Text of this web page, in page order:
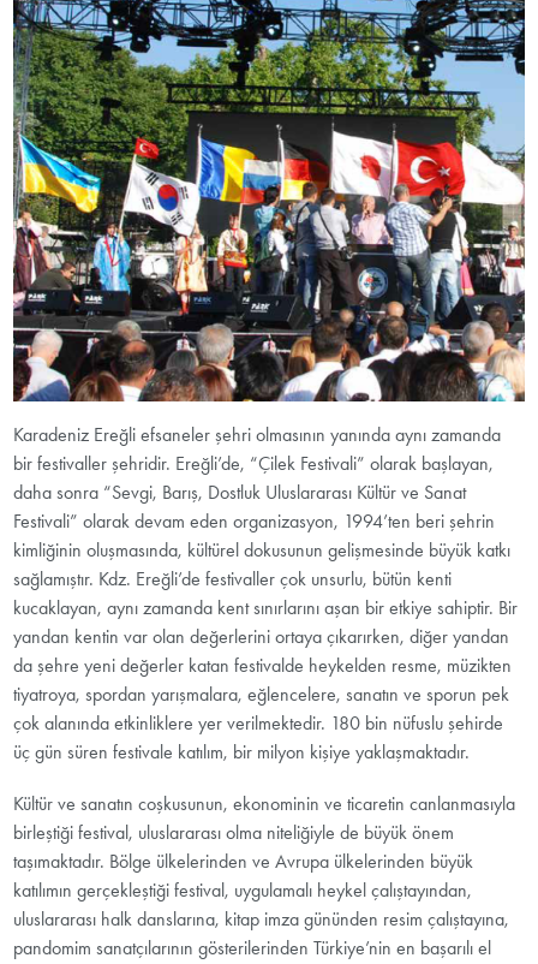
Karadeniz Ereğli efsaneler şehri olmasının yanında aynı zamanda
bir festivaller şehridir. Ereğli’de, “Çilek Festivali” olarak başlayan,
daha sonra “Sevgi, Barış, Dostluk Uluslararası Kültür ve Sanat
Festivali” olarak devam eden organizasyon, 1994’ten beri şehrin
kimliğinin oluşmasında, kültürel dokusunun gelişmesinde büyük katkı
sağlamıştır. Kdz. Ereğli’de festivaller çok unsurlu, bütün kenti
kucaklayan, aynı zamanda kent sınırlarını aşan bir etkiye sahiptir. Bir
yandan kentin var olan değerlerini ortaya çıkarırken, diğer yandan
da şehre yeni değerler katan festivalde heykelden resme, müzikten
tiyatroya, spordan yarışmalara, eğlencelere, sanatın ve sporun pek
çok alanında etkinliklere yer verilmektedir. 180 bin nüfuslu şehirde
üç gün süren festivale katılım, bir milyon kişiye yaklaşmaktadır.
Kültür ve sanatın coşkusunun, ekonominin ve ticaretin canlanmasıyla
birleştiği festival, uluslararası olma niteliğiyle de büyük önem
taşımaktadır. Bölge ülkelerinden ve Avrupa ülkelerinden büyük
katılımın gerçekleştiği festival, uygulamalı heykel çalıştayından,
uluslararası halk danslarına, kitap imza gününden resim çalıştayına,
pandomim sanatçılarının gösterilerinden Türkiye’nin en başarılı el